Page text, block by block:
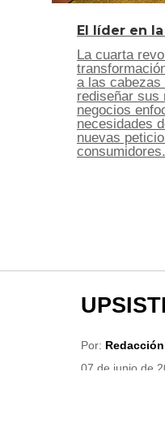
El líder en
La cuarta
a las
rediseñar sus
negocios
necesidades
nuevas
consumidores.
Por: Redacción
07 de junio de